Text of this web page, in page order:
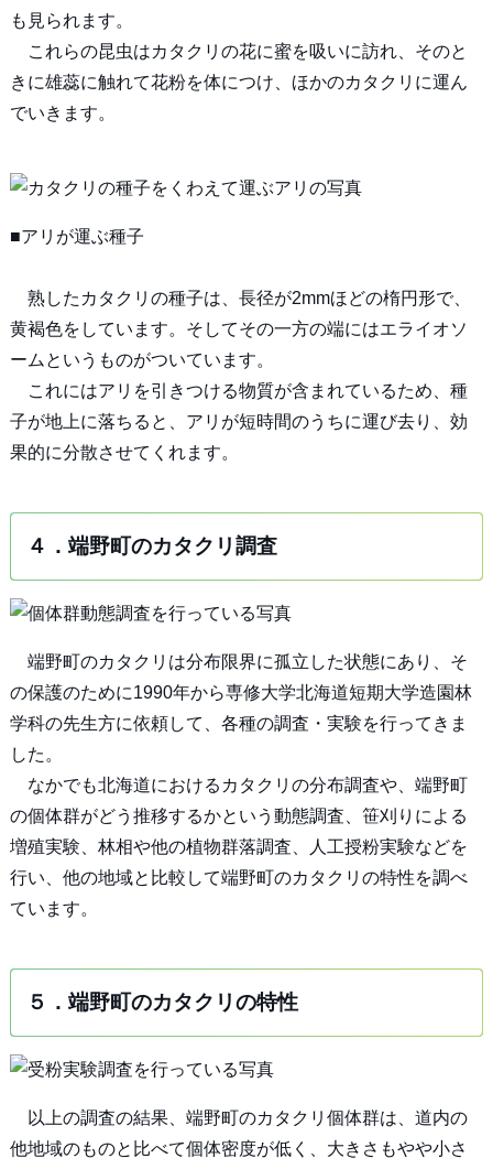
も見られます。
これらの昆虫はカタクリの花に蜜を吸いに訪れ、そのと
きに雄蕊に触れて花粉を体につけ、ほかのカタクリに運ん
でいきます。
■アリが運ぶ種子
熟したカタクリの種子は、長径が2mmほどの楕円形で、
黄褐色をしています。そしてその一方の端にはエライオソ
ームというものがついています。
これにはアリを引きつける物質が含まれているため、種
子が地上に落ちると、アリが短時間のうちに運び去り、効
果的に分散させてくれます。
４．端野町のカタクリ調査
端野町のカタクリは分布限界に孤立した状態にあり、そ
の保護のために1990年から専修大学北海道短期大学造園林
学科の先生方に依頼して、各種の調査・実験を行ってきま
した。
なかでも北海道におけるカタクリの分布調査や、端野町
の個体群がどう推移するかという動態調査、笹刈りによる
増殖実験、林相や他の植物群落調査、人工授粉実験などを
行い、他の地域と比較して端野町のカタクリの特性を調べ
ています。
５．端野町のカタクリの特性
以上の調査の結果、端野町のカタクリ個体群は、道内の
他地域のものと比べて個体密度が低く、大きさもやや小さ